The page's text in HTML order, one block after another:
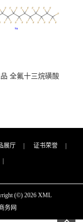
全氟十三烷磺酸
展厅 证书荣誉
(©) 2026 XML
务网